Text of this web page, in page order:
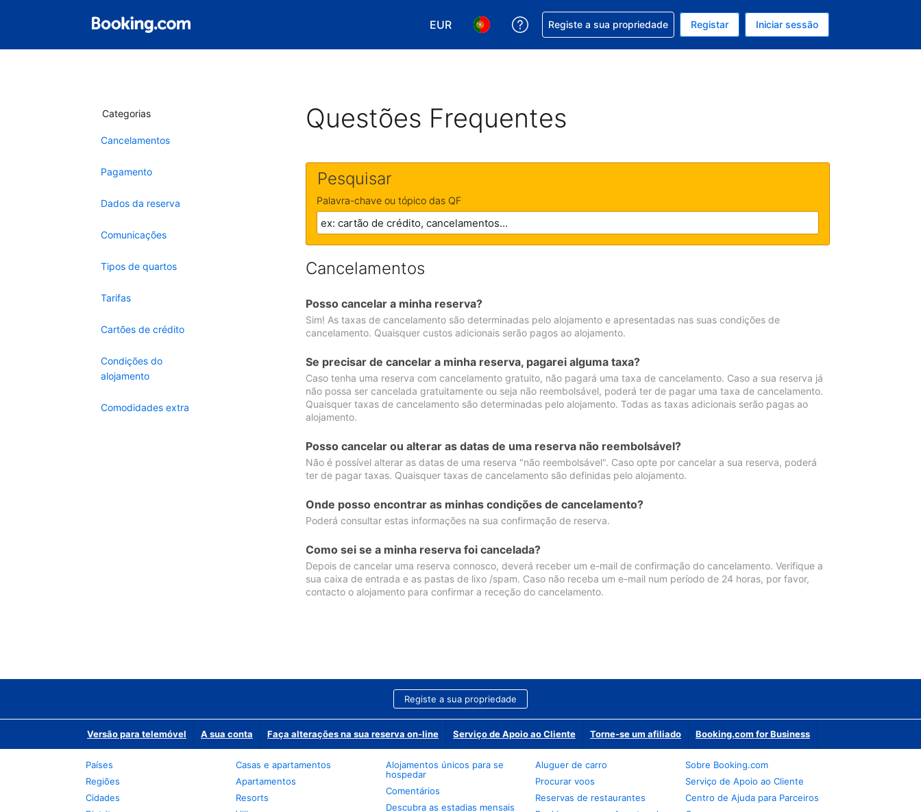
EUR
Escolha a sua moeda. A sua moeda atual é EUR
Escolha o seu idioma. O seu idioma atual é Português
Obtenha ajuda com a sua reserva
Registe a sua propriedade Registar Iniciar sessão
Categorias
Cancelamentos
Pagamento
Dados da reserva
Comunicações
Tipos de quartos
Tarifas
Cartões de crédito
Condições do
alojamento
Comodidades extra
Questões Frequentes
Pesquisar
Palavra-chave ou tópico das QF
Cancelamentos
Posso cancelar a minha reserva?
Sim! As taxas de cancelamento são determinadas pelo alojamento e apresentadas nas suas condições de
cancelamento. Quaisquer custos adicionais serão pagos ao alojamento.
Se precisar de cancelar a minha reserva, pagarei alguma taxa?
Caso tenha uma reserva com cancelamento gratuito, não pagará uma taxa de cancelamento. Caso a sua reserva já
não possa ser cancelada gratuitamente ou seja não reembolsável, poderá ter de pagar uma taxa de cancelamento.
Quaisquer taxas de cancelamento são determinadas pelo alojamento. Todas as taxas adicionais serão pagas ao
alojamento.
Posso cancelar ou alterar as datas de uma reserva não reembolsável?
Não é possível alterar as datas de uma reserva "não reembolsável". Caso opte por cancelar a sua reserva, poderá
ter de pagar taxas. Quaisquer taxas de cancelamento são definidas pelo alojamento.
Onde posso encontrar as minhas condições de cancelamento?
Poderá consultar estas informações na sua confirmação de reserva.
Como sei se a minha reserva foi cancelada?
Depois de cancelar uma reserva connosco, deverá receber um e-mail de confirmação do cancelamento. Verifique a
sua caixa de entrada e as pastas de lixo /spam. Caso não receba um e-mail num período de 24 horas, por favor,
contacto o alojamento para confirmar a receção do cancelamento.
Registe a sua propriedade
Versão para telemóvel A sua conta Faça alterações na sua reserva on-line Serviço de Apoio ao Cliente Torne-se um afiliado Booking.com for Business
Países
Regiões
Cidades
Casas e apartamentos
Apartamentos
Resorts
Alojamentos únicos para se
hospedar
Comentários
Descubra as estadias mensais
Aluguer de carro
Procurar voos
Reservas de restaurantes
Sobre Booking.com
Serviço de Apoio ao Cliente
Centro de Ajuda para Parceiros